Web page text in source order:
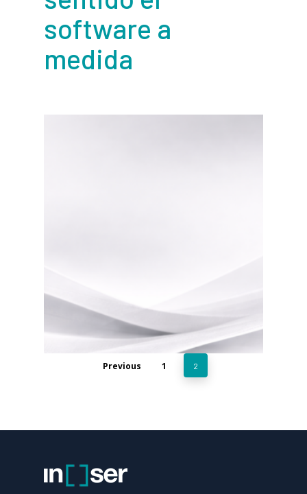
software a
medida
Previous 1 2